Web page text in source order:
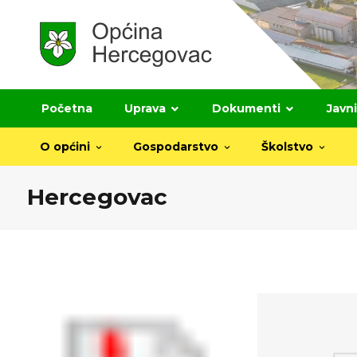
Početna Uprava Dokumenti
O općini Gospodarstvo Školstvo
Hercegovac